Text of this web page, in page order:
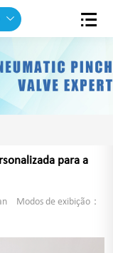
para a
Modos de exibição：